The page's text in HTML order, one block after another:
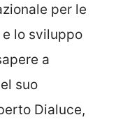
per le
e lo sviluppo
a
suo
Dialuce,